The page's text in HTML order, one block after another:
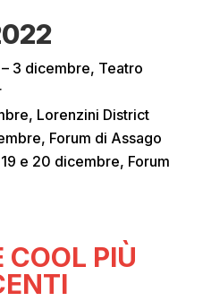
– 3 dicembre, Teatro
Lorenzini District
Forum di Assago
e 20 dicembre, Forum
COOL PIÙ